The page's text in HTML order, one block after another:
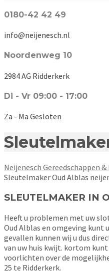
0180-42 42 49
info@neijenesch.nl
Noordenweg 10
2984 AG Ridderkerk
Di - Vr 09:00 - 17:00
Za - Ma Gesloten
Neijenesch Gereedschappen
Sleutelmaker Oud Alblas
SLEUTELMAKER IN
Heeft u problemen met uw
Oud Alblas en omgeving kunt
gevallen kunnen wij u dus
van uw huis kwijt. kortom
voorlichten over de
25 te Ridderkerk.